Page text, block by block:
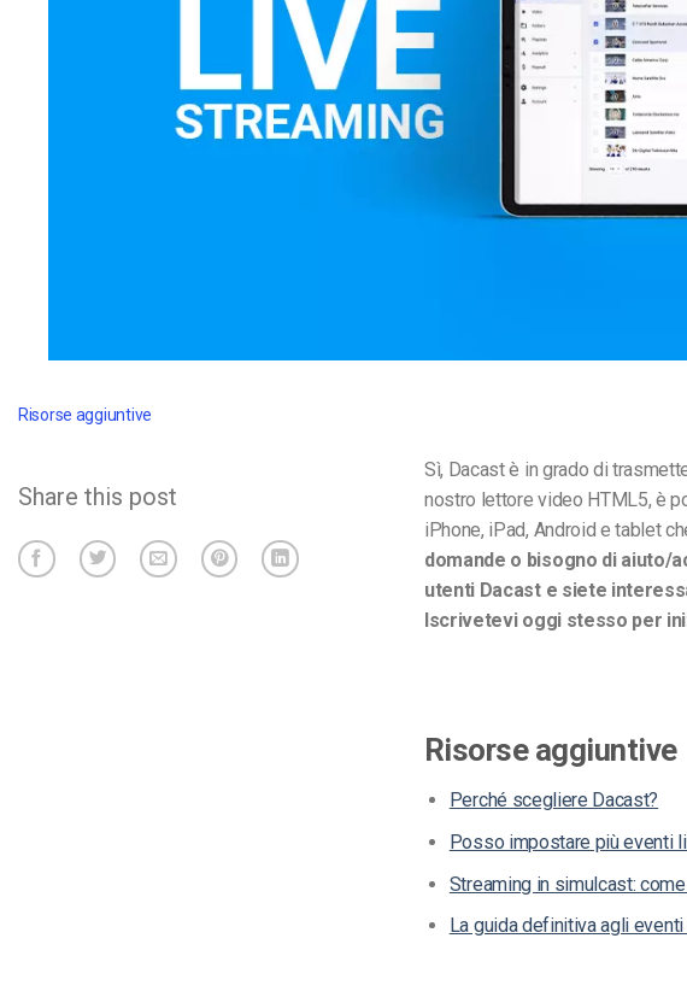
Video CMS
Privacy e Sicurezza
Video
Risorse aggiuntive
Share this post
Sì, Dacast è in grado di
nostro lettore video HTML5, è
iPhone, iPad, Android e tablet
domande o bisogno di aiuto/
utenti Dacast e siete
Iscrivetevi oggi stesso per
Risorse aggiuntive
Perché scegliere Dacast?
Posso impostare più eventi
Streaming in simulcast:
La guida definitiva agli